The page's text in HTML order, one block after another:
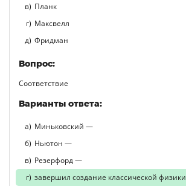
Планк
Максвелл
Фридман
Вопрос:
Соответствие
Варианты ответа:
Миньковский —
Ньютон —
Резерфорд —
завершил создание классической физики